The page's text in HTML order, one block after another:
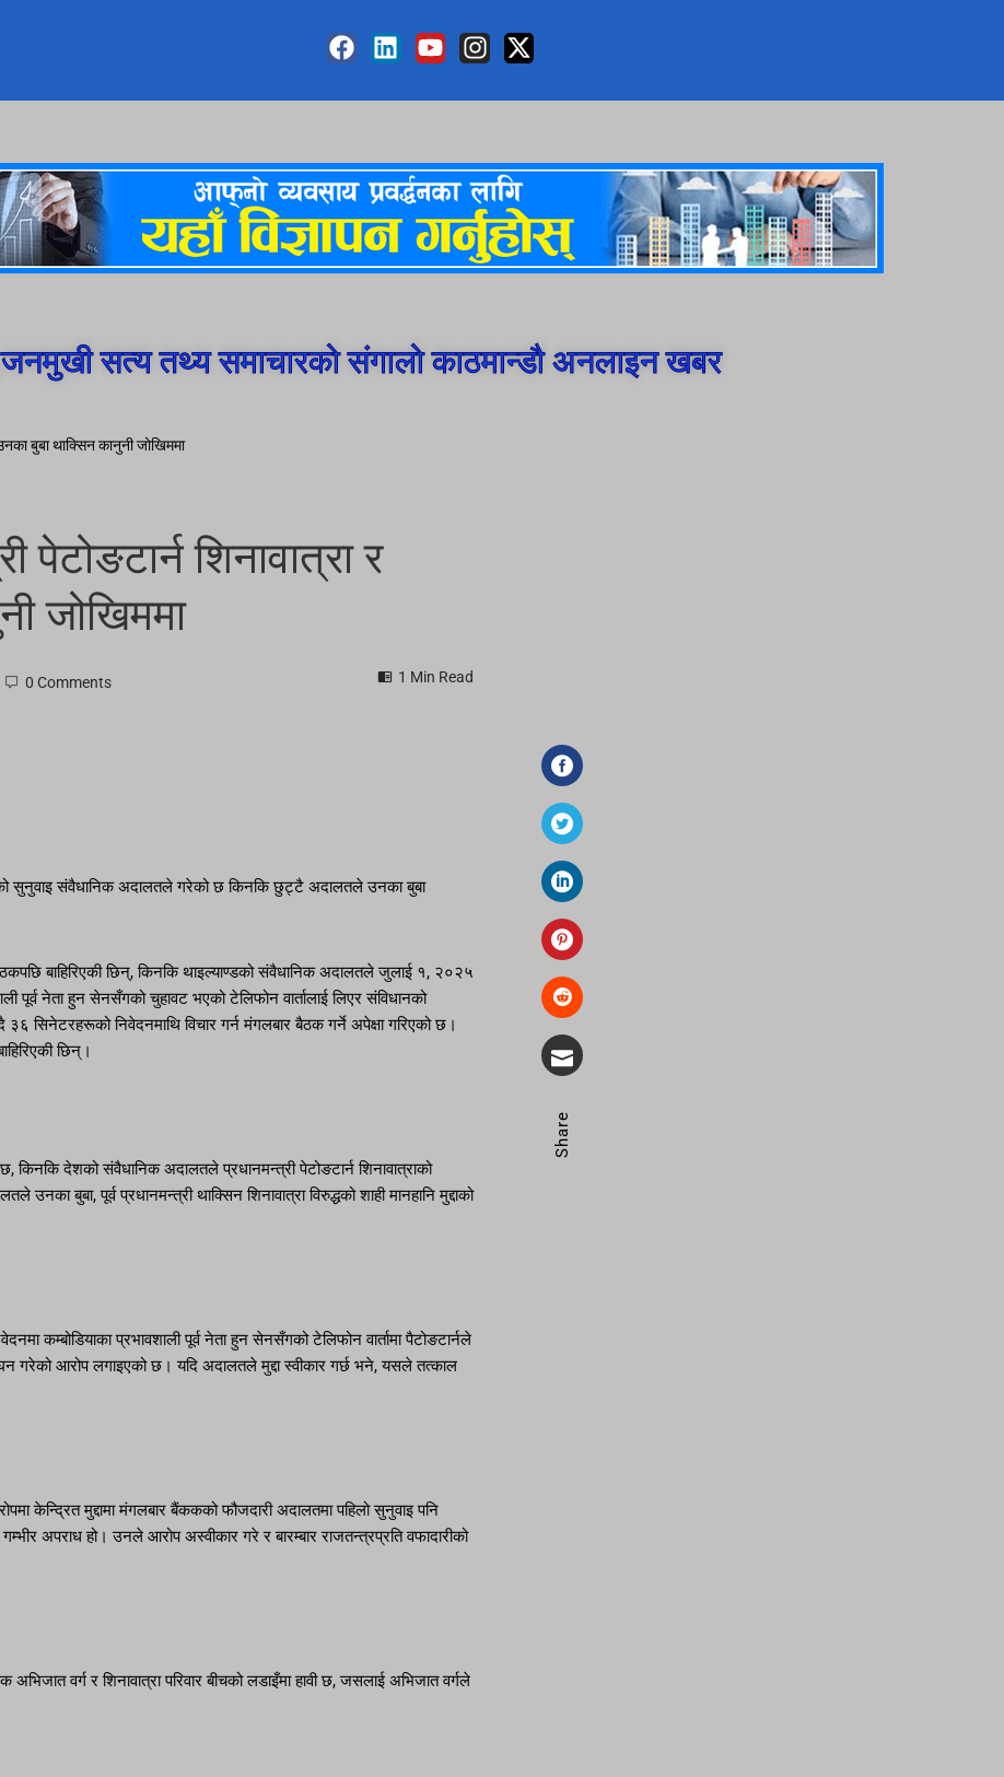
सत्य तथ्य समाचारको संगालो काठमान्डौ अनलाइन खबर
बुबा थाक्सिन कानुनी जोखिममा
पेटोङटार्न शिनावात्रा र
जोखिममा
0 Comments 1 Min Read
Share
सुनुवाइ संवैधानिक अदालतले गरेको छ किनकि छुट्टै अदालतले उनका बुबा
बैठकपछि बाहिरिएकी छिन्, किनकि थाइल्याण्डको संवैधानिक अदालतले जुलाई १, २०२५
पूर्व नेता हुन सेनसँगको चुहावट भएको टेलिफोन वार्तालाई लिएर संविधानको
सिनेटरहरूको निवेदनमाथि विचार गर्न मंगलबार बैठक गर्ने अपेक्षा गरिएको छ।
छिन्।
किनकि देशको संवैधानिक अदालतले प्रधानमन्त्री पेटोङटार्न शिनावात्राको
बुबा, पूर्व प्रधानमन्त्री थाक्सिन शिनावात्रा विरुद्धको शाही मानहानि मुद्दाको
कम्बोडियाका प्रभावशाली पूर्व नेता हुन सेनसँगको टेलिफोन वार्तामा पैटोङटार्नले
गरेको आरोप लगाइएको छ। यदि अदालतले मुद्दा स्वीकार गर्छ भने, यसले तत्काल
केन्द्रित मुद्दामा मंगलबार बैंककको फौजदारी अदालतमा पहिलो सुनुवाइ पनि
अपराध हो। उनले आरोप अस्वीकार गरे र बारम्बार राजतन्त्रप्रति वफादारीको
अभिजात वर्ग र शिनावात्रा परिवार बीचको लडाइँमा हावी छ, जसलाई अभिजात वर्गले